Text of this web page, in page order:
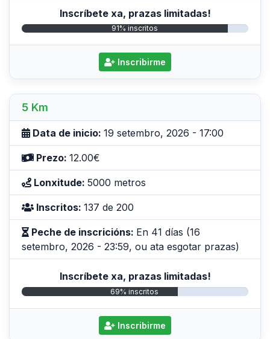
Inscríbete xa, prazas limitadas!
91% inscritos
Inscribirme
5 Km
Data de inicio: 19 setembro, 2026 - 17:00
Prezo: 12.00€
Lonxitude: 5000 metros
Inscritos: 137 de 200
Peche de inscricións: En 41 días (16
setembro, 2026 - 23:59, ou ata esgotar prazas)
Inscríbete xa, prazas limitadas!
69% inscritos
Inscribirme